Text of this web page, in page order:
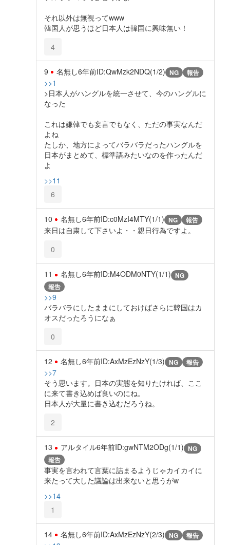
それ以外は無視ってwww
韓国人が思うほど日本人は韓国に興味無い！
4
9 名無し6年前ID:QwMzk2NDQ(1/2) NG 報告
>>1
>日本人がハングルを統一させて、今のハングルに
なった
これは嫌韓でも妄言でもなく、ただの事実なんだ
よね
たしか、地方によってバラバラだったハングルを
日本がまとめて、標準語みたいなのを作ったんだ
よ
>>11
6
10 名無し6年前ID:c0MzI4MTY(1/1) NG 報告
来日は自粛して下さいよ・・親日行為ですよ。
0
11 名無し6年前ID:M4ODM0NTY(1/1) NG
報告
>>9
バラバラにしたままにしておけばさらに韓国はカ
オスだったろうになぁ
0
12 名無し6年前ID:AxMzEzNzY(1/3) NG 報告
>>7
そう思います。日本の実態を知りたければ、ここ
に来て書き込めば良いのにね。
日本人が大量に書き込むだろうね。
2
13 アルタイル6年前ID:gwNTM2ODg(1/1) NG
報告
事実を言われて言葉に詰まるようじゃカイカイに
来たって大した議論は出来ないと思うがw
>>14
1
14 名無し6年前ID:AxMzEzNzY(2/3) NG 報告